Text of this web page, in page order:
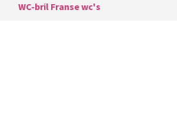
WC-bril Franse wc's